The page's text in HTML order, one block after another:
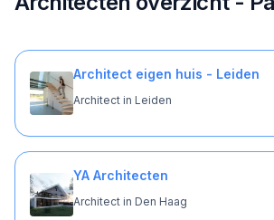
Architect eigen huis - Leiden
Architect in Leiden
YA Architecten
Architect in Den Haag